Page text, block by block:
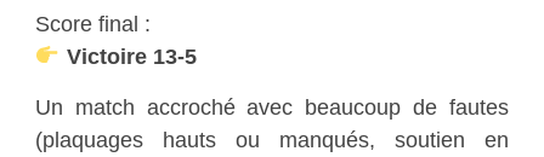
Score final :
Victoire 13-5
Un match accroché avec beaucoup de fautes
(plaquages hauts ou manqués, soutien en